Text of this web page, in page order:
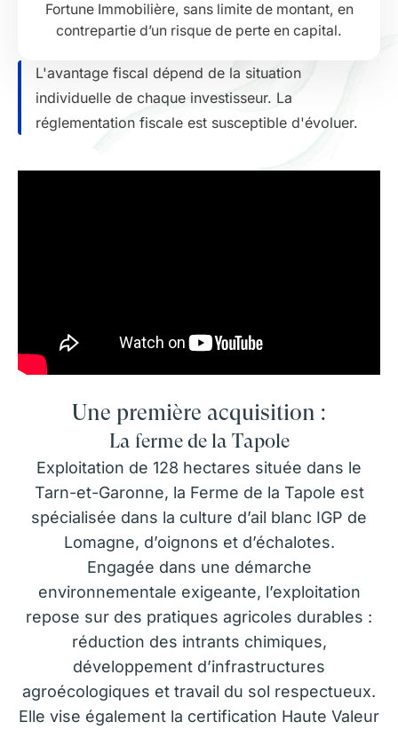
Fortune Immobilière, sans limite de montant, en
contrepartie d’un risque de perte en capital.
L'avantage fiscal dépend de la situation
individuelle de chaque investisseur. La
réglementation fiscale est susceptible d'évoluer.
Une première acquisition :
La ferme de la Tapole
Exploitation de 128 hectares située dans le
Tarn-et-Garonne, la Ferme de la Tapole est
spécialisée dans la culture d’ail blanc IGP de
Lomagne, d’oignons et d’échalotes.
Engagée dans une démarche
environnementale exigeante, l’exploitation
repose sur des pratiques agricoles durables :
réduction des intrants chimiques,
développement d’infrastructures
agroécologiques et travail du sol respectueux.
Elle vise également la certification Haute Valeur